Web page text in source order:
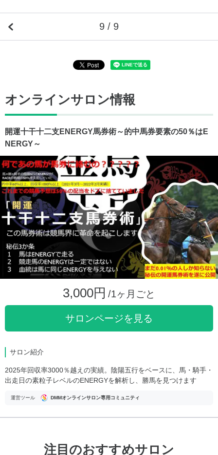
9 / 9
オンラインサロン情報
開運十干十二支ENERGY馬券術～的中馬券要素の50％はE
NERGY～
3,000円 /1ヶ月ごと
サロンページを見る
サロン紹介
2025年回収率3000％越えの実績。陰陽五行をベースに、馬・騎手・
出走日の素粒子レベルのENERGYを解析し、勝馬を見つけます
運営ツール DMMオンラインサロン専用コミュニティ
注目のおすすめサロン